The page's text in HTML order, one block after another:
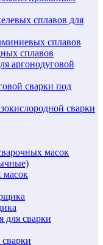
сплавов для
сплавов
сплавов
аргонодуговой
сварки под
сварки
масок
масок
для сварки